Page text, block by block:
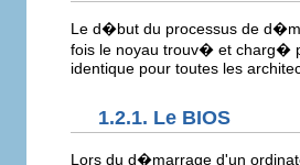
Le d�but du processus de
fois le noyau trouv� et charg�
identique pour toutes les
1.2.1. Le BIOS
Lors du d�marrage d'un